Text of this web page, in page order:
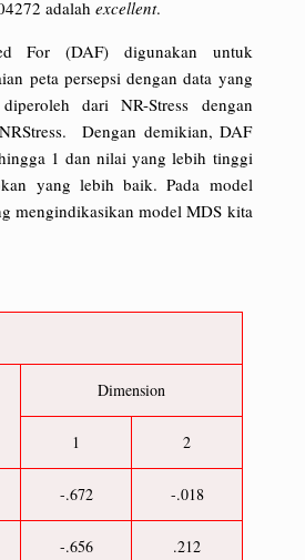
adalah excellent.
For (DAF) digunakan untuk
peta persepsi dengan data yang
dari NR-Stress dengan
Dengan demikian, DAF
1 dan nilai yang lebih tinggi
yang lebih baik. Pada model
mengindikasikan model MDS kita
Dimension
1 2
-.672 -.018
-.656 .212